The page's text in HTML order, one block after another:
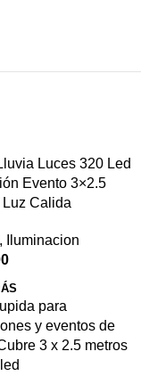
Luces 320 Led
Evento 3×2.5
Calida
,
Iluminacion
para
y eventos de
3 x 2.5 metros